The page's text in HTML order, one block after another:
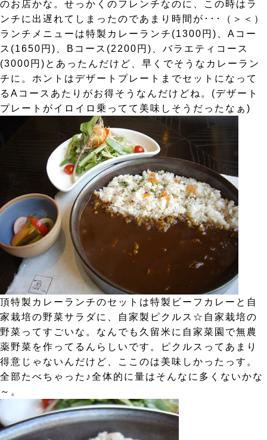
のお店かな。せっかくのフレンチなのに、この時はラ
ンチに出遅れてしまったのであまり時間が･･･（＞＜）
ランチメニューは特製カレーランチ(1300円)、Aコー
ス(1650円)、Bコース(2200円)、バラエティコース
(3000円)とあったんだけど、早くでそうなカレーラン
チに。ホントはデザートプレートまでセットになって
るAコースあたりがお得そうなんだけどね。(デザート
プレートがイロイロ乗ってて美味しそうだったなぁ)
頂特製カレーランチのセットは特製ビーフカレーと自
家栽培の野菜サラダに、自家製ピクルス☆自家栽培の
野菜ってすごいな。なんでも久留米に自家菜園で無農
薬野菜を作ってるんらしいです。ピクルスってあまり
得意じゃないんだけど、ここのは美味しかったっす。
全部たべちゃった♪全体的に量はそんなに多くないかな
～。